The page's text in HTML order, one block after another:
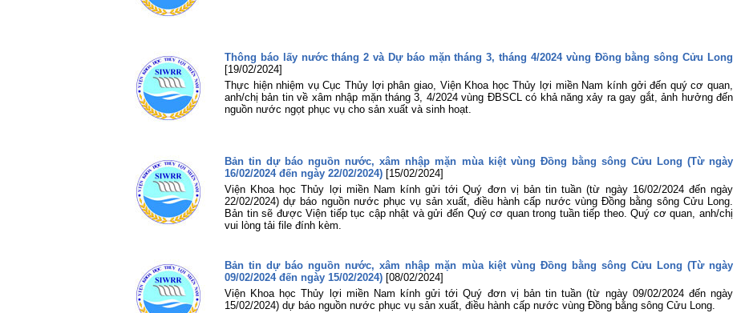
Thông báo lấy nước tháng 2 và Dự báo mặn tháng 3, tháng 4/2024 vùng Đồng bằng sông Cửu Long
[19/02/2024]
Thực hiện nhiệm vụ Cục Thủy lợi phân giao, Viện Khoa học Thủy lợi miền Nam kính gởi đến quý cơ quan,
anh/chị bản tin về xâm nhập mặn tháng 3, 4/2024 vùng ĐBSCL có khả năng xảy ra gay gắt, ảnh hưởng đến
nguồn nước ngọt phục vụ cho sản xuất và sinh hoạt.
Bản tin dự báo nguồn nước, xâm nhập mặn mùa kiệt vùng Đồng bằng sông Cửu Long (Từ ngày
16/02/2024 đến ngày 22/02/2024) [15/02/2024]
Viện Khoa học Thủy lợi miền Nam kính gửi tới Quý đơn vị bản tin tuần (từ ngày 16/02/2024 đến ngày
22/02/2024) dự báo nguồn nước phục vụ sản xuất, điều hành cấp nước vùng Đồng bằng sông Cửu Long.
Bản tin sẽ được Viện tiếp tục cập nhật và gửi đến Quý cơ quan trong tuần tiếp theo. Quý cơ quan, anh/chị
vui lòng tải file đính kèm.
Bản tin dự báo nguồn nước, xâm nhập mặn mùa kiệt vùng Đồng bằng sông Cửu Long (Từ ngày
09/02/2024 đến ngày 15/02/2024) [08/02/2024]
Viện Khoa học Thủy lợi miền Nam kính gửi tới Quý đơn vị bản tin tuần (từ ngày 09/02/2024 đến ngày
15/02/2024) dự báo nguồn nước phục vụ sản xuất, điều hành cấp nước vùng Đồng bằng sông Cửu Long.